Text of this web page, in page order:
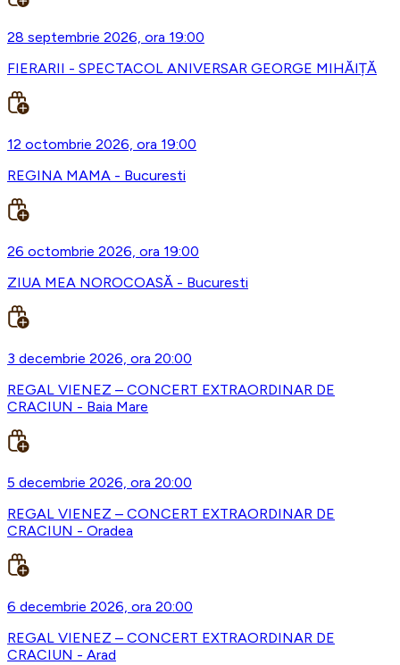
28 septembrie 2026, ora 19:00
FIERARII - SPECTACOL ANIVERSAR GEORGE MIHĂIȚĂ
12 octombrie 2026, ora 19:00
REGINA MAMA - Bucuresti
26 octombrie 2026, ora 19:00
ZIUA MEA NOROCOASĂ - Bucuresti
3 decembrie 2026, ora 20:00
REGAL VIENEZ – CONCERT EXTRAORDINAR DE
CRACIUN - Baia Mare
5 decembrie 2026, ora 20:00
REGAL VIENEZ – CONCERT EXTRAORDINAR DE
CRACIUN - Oradea
6 decembrie 2026, ora 20:00
REGAL VIENEZ – CONCERT EXTRAORDINAR DE
CRACIUN - Arad